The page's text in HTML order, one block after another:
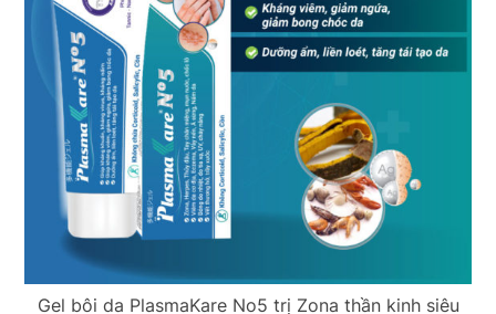
Gel bôi da PlasmaKare No5 trị Zona thần kinh siêu